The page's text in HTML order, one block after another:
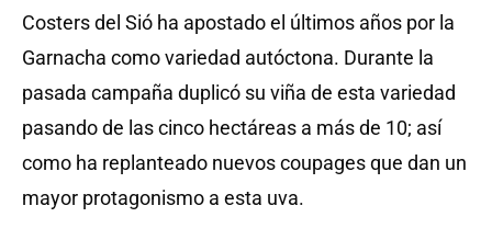
Costers del Sió ha apostado el últimos años por la
Garnacha como variedad autóctona. Durante la
pasada campaña duplicó su viña de esta variedad
pasando de las cinco hectáreas a más de 10; así
como ha replanteado nuevos coupages que dan un
mayor protagonismo a esta uva.